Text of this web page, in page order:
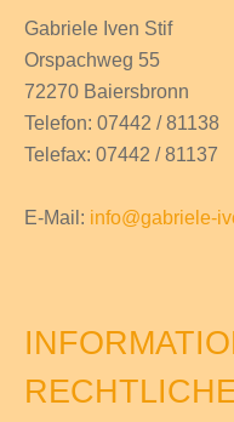
Gabriele Iven Stif
Orspachweg 55
72270 Baiersbronn
Telefon: 07442 / 81138
Telefax: 07442 / 81137
E-Mail: info@gabriele-